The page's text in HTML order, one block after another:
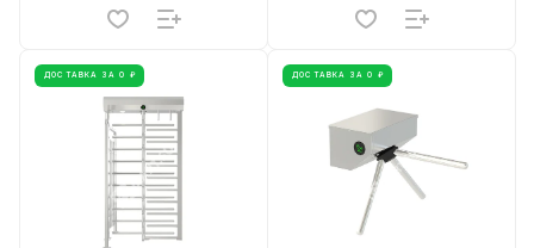
ДОСТАВКА ЗА 0 ₽ ДОСТАВКА ЗА 0 ₽